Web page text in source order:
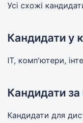
Усі схожі
Кандидати у
IT, комп'ютери,
Кандидати
Кандидати для